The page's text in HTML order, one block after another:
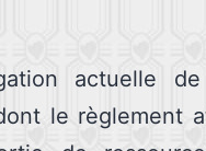
actuelle de
le règlement